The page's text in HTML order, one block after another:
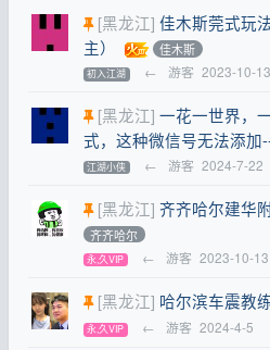
[黑龙江] 佳木斯莞式玩
主）
佳木斯
初入江湖 ← 游客 2023-10-13
[黑龙江] 一花一世界，
式，这种微信号无法添加
江湖小侠 ← 游客 2024-7-22
[黑龙江] 齐齐哈尔建华
齐齐哈尔
永,久VIP ← 游客 2023-10-13
[黑龙江] 哈尔滨车震教
永,久VIP ← 游客 2024-4-5